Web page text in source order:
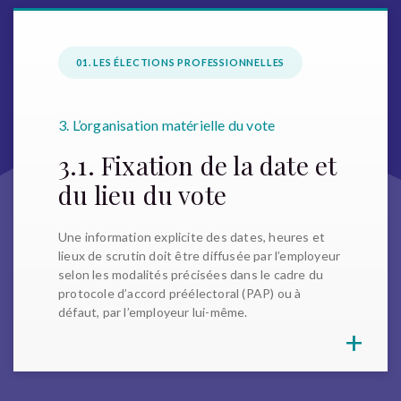
01. LES ÉLECTIONS PROFESSIONNELLES
3. L’organisation matérielle du vote
3.1. Fixation de la date et
du lieu du vote
Une information explicite des dates, heures et
lieux de scrutin doit être diffusée par l’employeur
selon les modalités précisées dans le cadre du
protocole d’accord préélectoral (PAP) ou à
défaut, par l’employeur lui-même.
+